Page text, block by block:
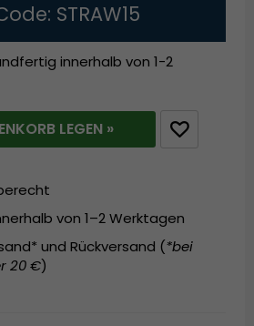
STRAW15
innerhalb von 1-2
LEGEN »
von 1–2 Werktagen
und Rückversand (*bei
20 €)